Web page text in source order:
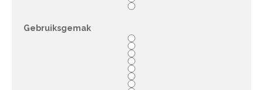
Gebruiksgemak